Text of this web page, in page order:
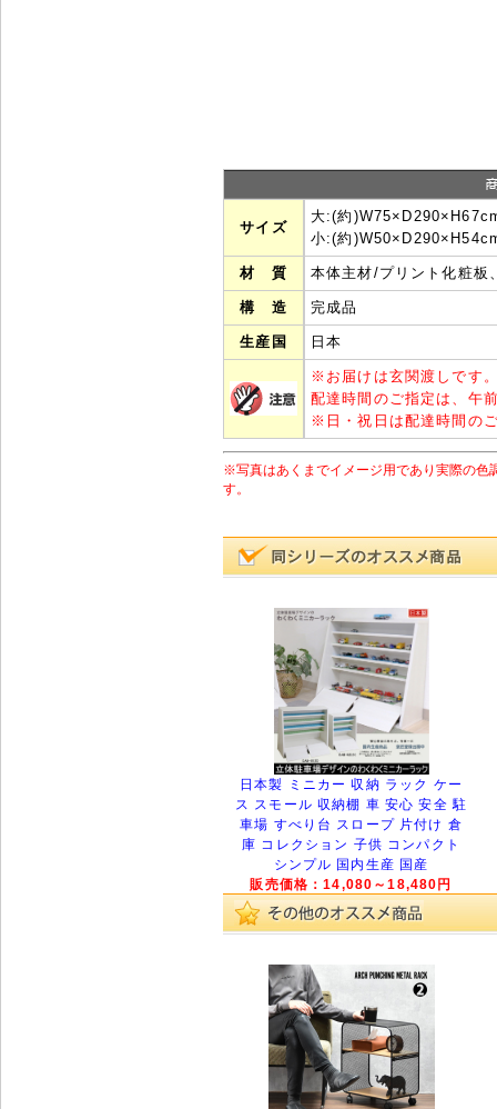
サイズ
大:(約
小:(約
材 質 本体主材/プリント化粧板
構 造 完成品
生産国 日本
※ お届けは玄関渡しです
配達時間のご指定は、午
※ 日・祝日は配達時間の
※写真はあくまでイメージ用であり実際の色
す。
日本製 ミニカー 収納 ラック ケー
ス スモール 収納棚 車 安心 安全 駐
車場 すべり台 スロープ 片付け 倉
庫 コレクション 子供 コンパクト
シンプル 国内生産 国産
販売価格：14,080～18,480円